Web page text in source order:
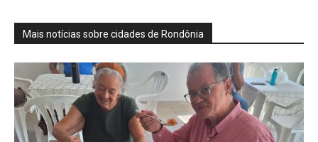
Mais notícias sobre cidades de Rondônia